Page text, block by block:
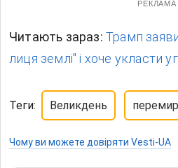
РЕКЛАМА
Читають зараз: Трамп
лиця землі" і хоче укласти
Теги: Великдень
Чому ви можете довіряти Vesti-UA